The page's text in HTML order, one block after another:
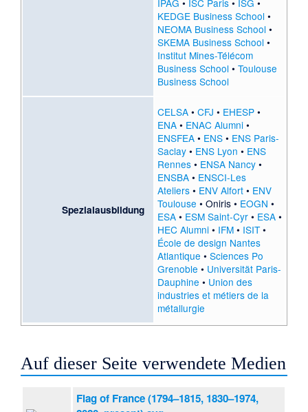
IPAG • ISC Paris• ISG •
KEDGE Business School •
NEOMA Business School •
SKEMA Business School •
Institut Mines-Télécom
Business School • Toulouse
Business School
Spezialausbildung
CELSA• CFJ • EHESP•
ENA• ENAC Alumni•
ENSFEA• ENS• ENS Paris-
Saclay• ENS Lyon • ENS
Rennes• ENSA Nancy•
ENSBA• ENSCI-Les
Ateliers• ENV Alfort• ENV
Toulouse • Oniris• EOGN •
ESA• ESM Saint-Cyr• ESA•
HEC Alumni• IFM• ISIT•
École de design Nantes
Atlantique • Sciences Po
Grenoble • Universität Paris-
Dauphine • Union des
industries et métiers de la
métallurgie
Auf dieser Seite verwendete Medien
Flag of France (1794–1815, 1830–1974,